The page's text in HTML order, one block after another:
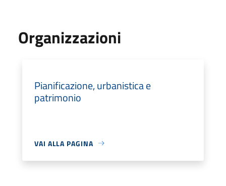
Organizzazioni
Pianificazione, urbanistica e
patrimonio
VAI ALLA PAGINA